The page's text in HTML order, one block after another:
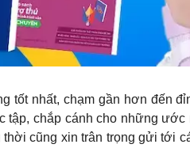
tốt nhất, chạm gần hơn đến
tập, chắp cánh cho những
cũng xin trân trọng gửi tới